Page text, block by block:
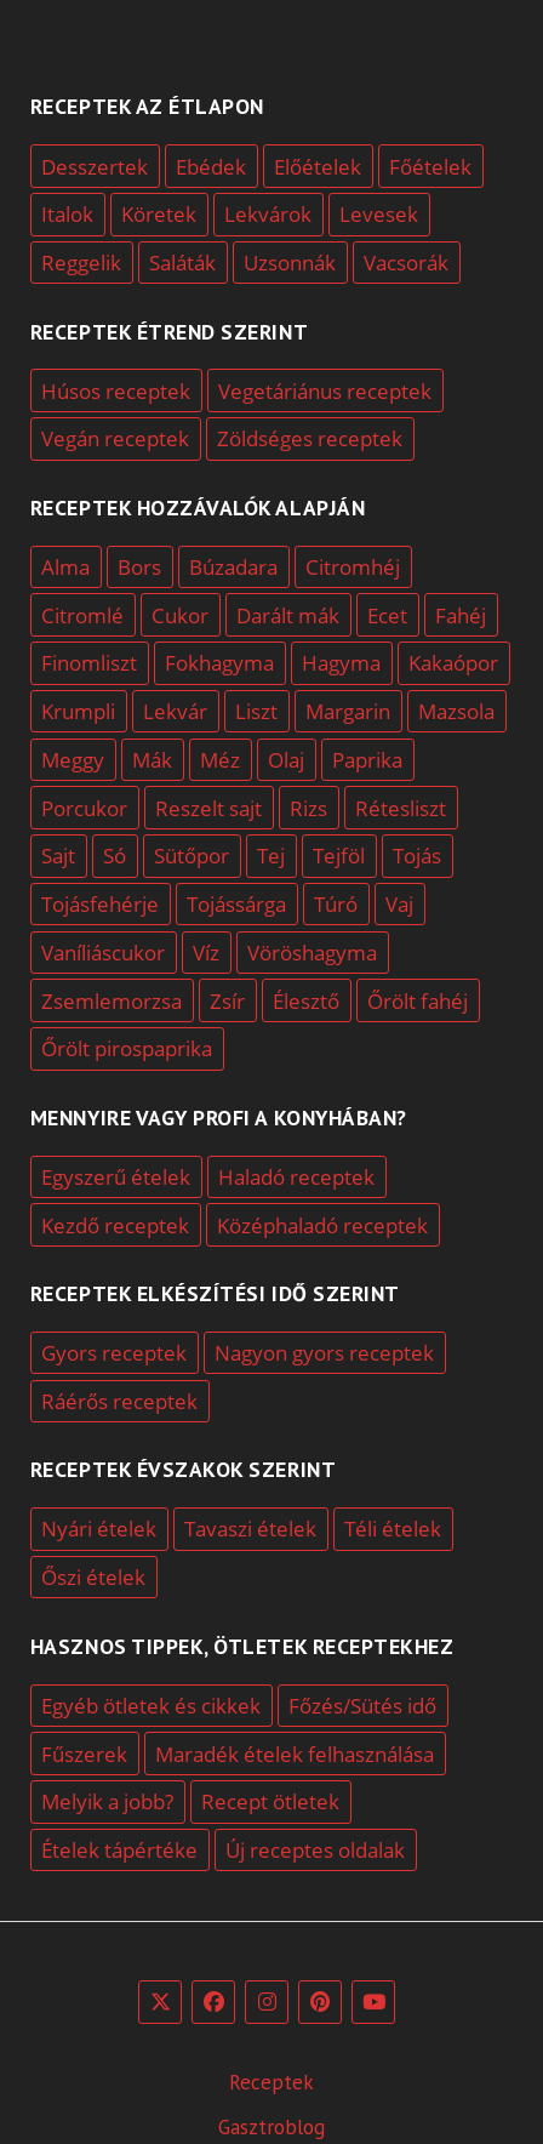
RECEPTEK AZ ÉTLAPON
Desszertek Ebédek Előételek
Főételek
Italok
Köretek Lekvárok
Levesek
Reggelik
Saláták Uzsonnák Vacsorák
RECEPTEK ÉTREND SZERINT
Húsos receptek
Vegetáriánus receptek
Vegán receptek
Zöldséges receptek
RECEPTEK HOZZÁVALÓK ALAPJÁN
Alma Bors Búzadara
Citromhéj
Citromlé
Cukor Darált mák Ecet
Fahéj
Finomliszt
Fokhagyma Hagyma
Kakaópor
Krumpli
Lekvár Liszt Margarin
Mazsola
Meggy
Mák Méz Olaj
Paprika
Porcukor
Reszelt sajt Rizs
Rétesliszt
Sajt
Só Sütőpor Tej Tejföl
Tojás
Tojásfehérje
Tojássárga Túró
Vaj
Vaníliáscukor
Víz
Vöröshagyma
Zsemlemorzsa
Zsír Élesztő
Őrölt fahéj
Őrölt pirospaprika
MENNYIRE VAGY PROFI A KONYHÁBAN?
Egyszerű ételek
Haladó receptek
Kezdő receptek
Középhaladó receptek
RECEPTEK ELKÉSZÍTÉSI IDŐ SZERINT
Gyors receptek
Nagyon gyors receptek
Ráérős receptek
RECEPTEK ÉVSZAKOK SZERINT
Nyári ételek Tavaszi ételek
Téli ételek
Őszi ételek
HASZNOS TIPPEK, ÖTLETEK RECEPTEKHEZ
Egyéb ötletek és cikkek
Főzés/Sütés idő
Fűszerek
Maradék ételek felhasználása
Melyik a jobb?
Recept ötletek
Ételek tápértéke
Új receptes oldalak
Receptek
Gasztroblog